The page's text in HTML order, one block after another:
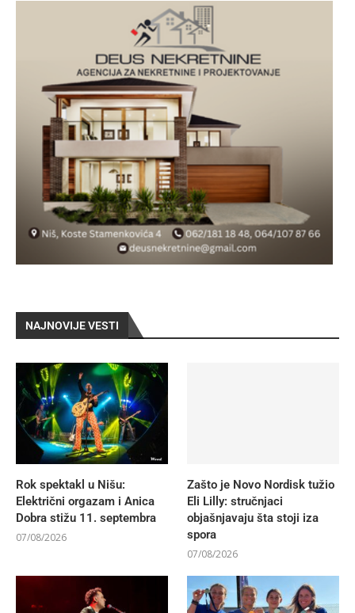
NAJNOVIJE VESTI
Rok spektakl u Nišu:
Električni orgazam i Anica
Dobra stižu 11. septembra
07/08/2026
Zašto je Novo Nordisk tužio
Eli Lilly: stručnjaci
objašnjavaju šta stoji iza
spora
07/08/2026